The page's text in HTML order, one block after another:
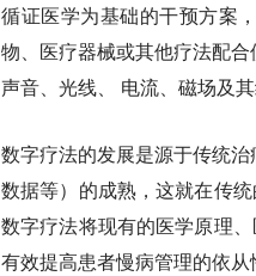
循证医学为基础的干预方案
物、医疗器械或其他疗法配
声音、光线、 电流、磁场及
数字疗法的发展是源于传统
数据等）的成熟，这就在传
数字疗法将现有的医学原理
有效提高患者慢病管理的依从